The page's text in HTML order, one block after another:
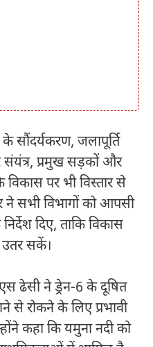
सौंदर्यकरण, जलापूर्ति
संयंत्र, प्रमुख सड़कों और
पर भी विस्तार से
ने सभी विभागों को आपसी
दिए, ताकि विकास
सकें।
ढेसी ने ड्रेन-6 के दूषित
से रोकने के लिए प्रभावी
कहा कि यमुना नदी को